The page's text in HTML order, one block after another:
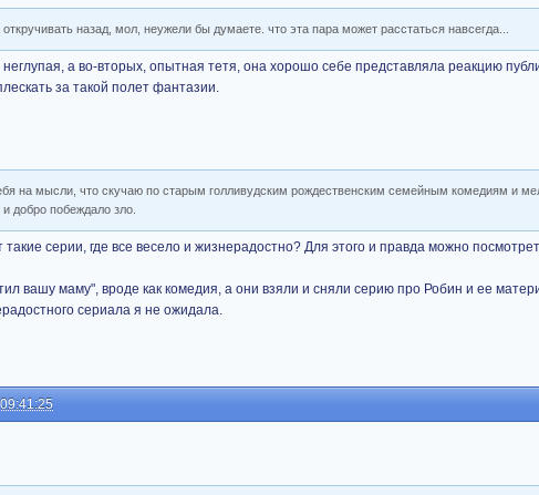
назад, мол, неужели бы думаете. что эта пара может расстаться навсегда...
а во-вторых, опытная тетя, она хорошо себе представляла реакцию
за такой полет фантазии.
на мысли, что скучаю по старым голливудским рождественским семейным комедиям и
добро побеждало зло.
серии, где все весело и жизнерадостно? Для этого и правда можно
вашу маму", вроде как комедия, а они взяли и сняли серию про Робин и ее
сериала я не ожидала.